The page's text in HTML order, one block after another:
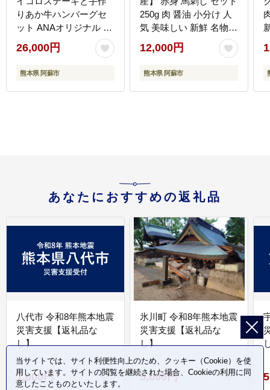
りあか牛ハンバーグセ
ット ANAオリジナル ブ
ランド牛 和牛 肉 牛肉
国産 ステーキ ハンバー
グ ジューシー 人気 希少
26,000円
熊本県 阿蘇市
250g 肉 醤油 小分け 人
気 美味しい 新鮮 名物
特産品 ヘルシー 高タン
パク おすすめ 冷凍 父の
日 母の日 お中元 御歳暮
答用 熊本県 阿蘇市
12,000円
熊本県 阿蘇市
あなたにおすすめの返礼品
八代市 令和8年熊本地震
災害支援【返礼品な
し】
1,000円
氷川町 令和8年熊本地震
災害支援【返礼品な
し】
5,000円
当サイトでは、サイト利便性向上のため、クッキー（Cookie）を使
用しています。サイトの閲覧を継続された場合、Cookieの利用に同
意したことものといたします。